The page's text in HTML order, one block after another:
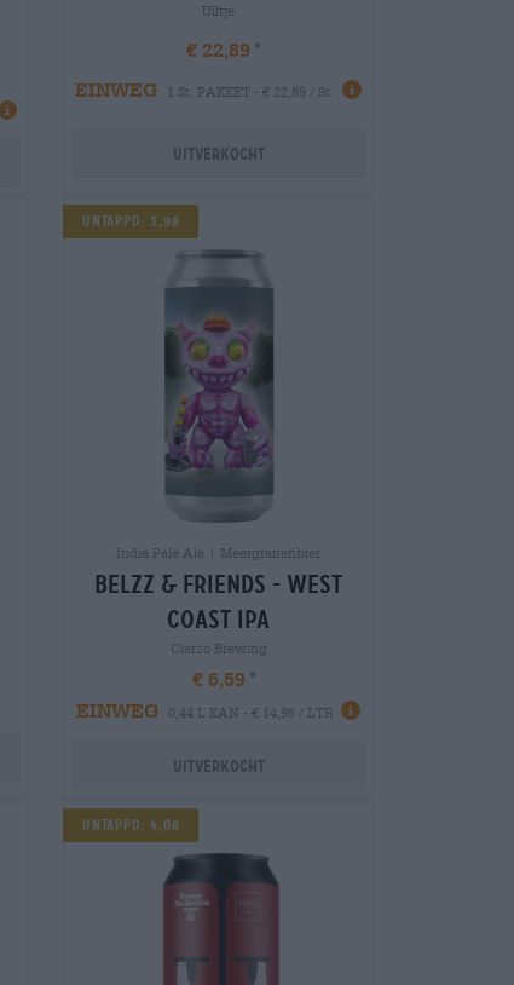
Uiltje
€ 22,89
EINWEG
1 St. PAKKET - € 22,89 / St.
Uitverkocht
UNTAPPD: 3,98
India Pale Ale | Meergranenbier
belzz & friends - west
coast ipa
Cierzo Brewing
€ 6,59
EINWEG
0,44 L KAN - € 14,98 / LTR
Uitverkocht
Untappd: 4,08